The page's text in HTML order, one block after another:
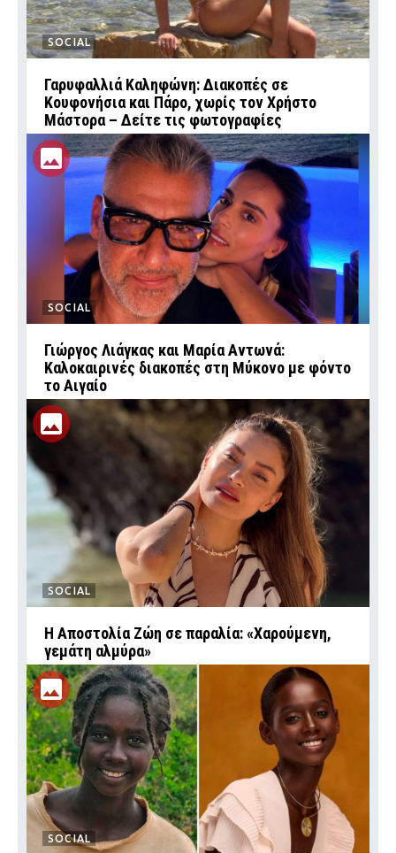
SOCIAL
Γαρυφαλλιά Καληφώνη: Διακοπές σε
Κουφονήσια και Πάρο, χωρίς τον Χρήστο
Μάστορα – Δείτε τις φωτογραφίες
SOCIAL
Γιώργος Λιάγκας και Μαρία Αντωνά:
Καλοκαιρινές διακοπές στη Μύκονο με φόντο
το Αιγαίο
SOCIAL
Η Αποστολία Ζώη σε παραλία: «Χαρούμενη,
γεμάτη αλμύρα»
SOCIAL